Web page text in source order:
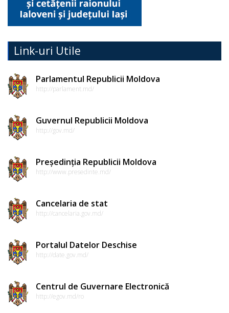
Link-uri Utile
Parlamentul Republicii Moldova
http://parlament.md/
Guvernul Republicii Moldova
http://gov.md/
Președinția Republicii Moldova
http://www.presedinte.md/
Cancelaria de stat
http://cancelaria.gov.md/
Portalul Datelor Deschise
http://date.gov.md/
Centrul de Guvernare Electronică
http://egov.md/ro